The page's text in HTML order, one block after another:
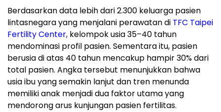
Berdasarkan data lebih dari 2.300 keluarga pasien
lintasnegara yang menjalani perawatan di TFC Taipei
Fertility Center, kelompok usia 35–40 tahun
mendominasi profil pasien. Sementara itu, pasien
berusia di atas 40 tahun mencakup hampir 30% dari
total pasien. Angka tersebut menunjukkan bahwa
usia ibu yang semakin lanjut dan tren menunda
memiliki anak menjadi dua faktor utama yang
mendorong arus kunjungan pasien fertilitas.